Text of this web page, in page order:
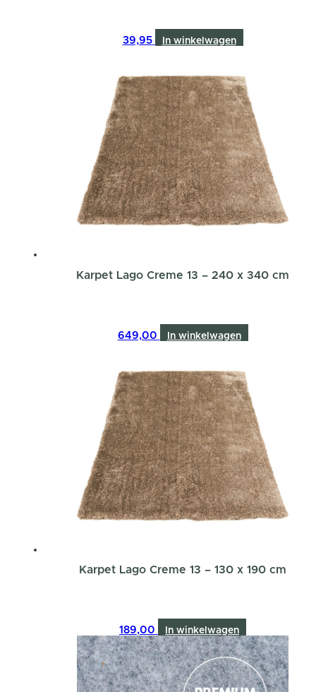
39,95 In winkelwagen
Karpet Lago Creme 13 – 240 x 340 cm
649,00 In winkelwagen
Karpet Lago Creme 13 – 130 x 190 cm
189,00 In winkelwagen